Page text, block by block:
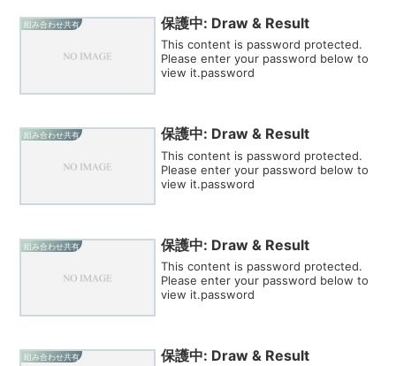
組み合わせ共有 保護中: Draw & Result
This content is password protected.
Please enter your password below to
view it.password
組み合わせ共有 保護中: Draw & Result
This content is password protected.
Please enter your password below to
view it.password
組み合わせ共有 保護中: Draw & Result
This content is password protected.
Please enter your password below to
view it.password
組み合わせ共有 保護中: Draw & Result